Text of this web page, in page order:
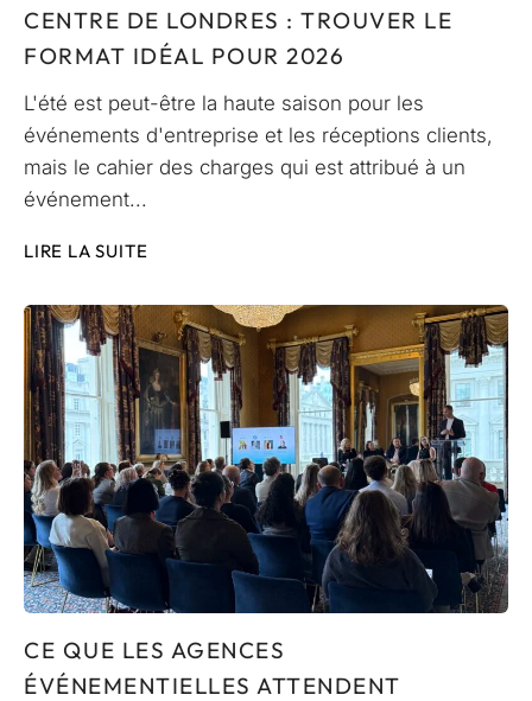
CENTRE DE LONDRES : TROUVER LE
FORMAT IDÉAL POUR 2026
L'été est peut-être la haute saison pour les
événements d'entreprise et les réceptions clients,
mais le cahier des charges qui est attribué à un
événement...
LIRE LA SUITE
CE QUE LES AGENCES
ÉVÉNEMENTIELLES ATTENDENT